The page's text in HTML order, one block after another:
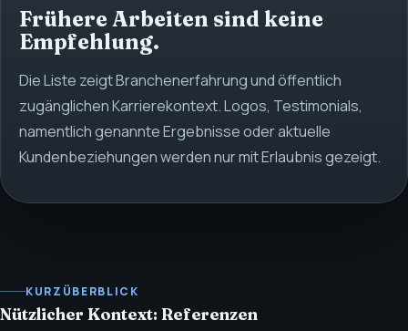
Frühere Arbeiten sind keine
Empfehlung.
Die Liste zeigt Branchenerfahrung und öffentlich
zugänglichen Karrierekontext. Logos, Testimonials,
namentlich genannte Ergebnisse oder aktuelle
Kundenbeziehungen werden nur mit Erlaubnis gezeigt.
KURZÜBERBLICK
Nützlicher Kontext: Referenzen